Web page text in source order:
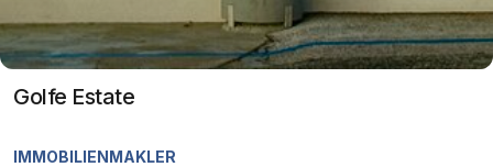
Golfe Estate
IMMOBILIENMAKLER